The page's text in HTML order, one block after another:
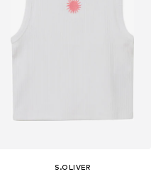
S.OLIVER